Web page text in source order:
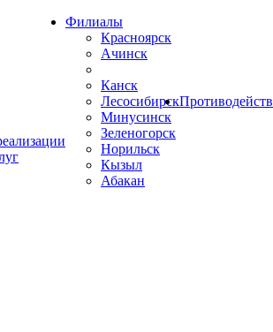
Филиалы
Красноярск
Ачинск
Канск
Лесосибирск
Минусинск
Зеленогорск
Норильск
Кызыл
Абакан